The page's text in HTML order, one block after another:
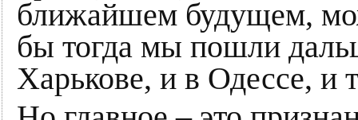
ближайшем будущем,
бы тогда мы пошли
Харькове, и в Одессе, и